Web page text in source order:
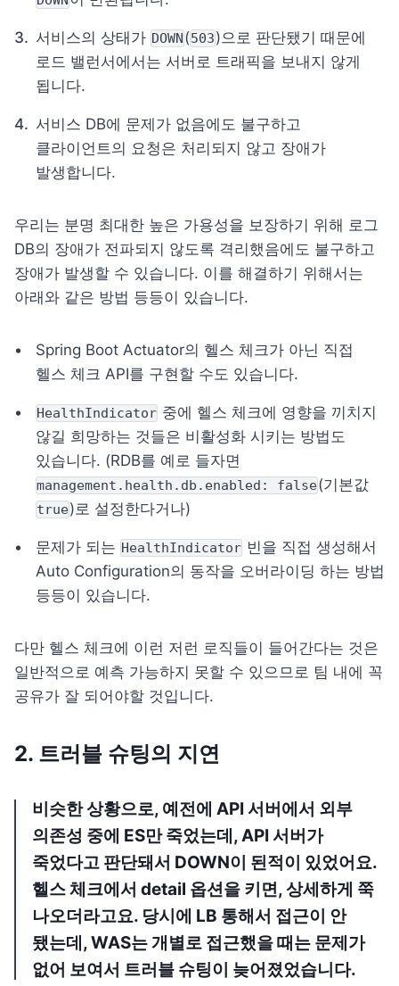
서비스의 상태가 DOWN(503)으로 판단됐기 때문에
로드 밸런서에서는 서버로 트래픽을 보내지 않게
됩니다.
서비스 DB에 문제가 없음에도 불구하고
클라이언트의 요청은 처리되지 않고 장애가
발생합니다.
우리는 분명 최대한 높은 가용성을 보장하기 위해 로그
DB의 장애가 전파되지 않도록 격리했음에도 불구하고
장애가 발생할 수 있습니다. 이를 해결하기 위해서는
아래와 같은 방법 등등이 있습니다.
Spring Boot Actuator의 헬스 체크가 아닌 직접
헬스 체크 API를 구현할 수도 있습니다.
HealthIndicator 중에 헬스 체크에 영향을 끼치지
않길 희망하는 것들은 비활성화 시키는 방법도
management.health.db.enabled: false
true)로 설정한다거나)
문제가 되는 HealthIndicator 빈을 직접 생성해서
Auto Configuration의 동작을 오버라이딩 하는 방법
등등이 있습니다.
다만 헬스 체크에 이런 저런 로직들이 들어간다는 것은
일반적으로 예측 가능하지 못할 수 있으므로 팀 내에 꼭
공유가 잘 되어야할 것입니다.
2. 트러블 슈팅의 지연
비슷한 상황으로, 예전에 API 서버에서 외부
의존성 중에 ES만 죽었는데, API 서버가
죽었다고 판단돼서 DOWN이 된적이 있었어요.
헬스 체크에서 detail 옵션을 키면, 상세하게 쭉
나오더라고요. 당시에 LB 통해서 접근이 안
됐는데, WAS는 개별로 접근했을 때는 문제가
없어 보여서 트러블 슈팅이 늦어졌었습니다.